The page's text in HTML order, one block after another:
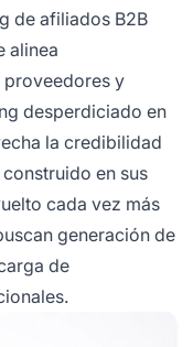
de afiliados B2B
alinea
proveedores y
desperdiciado en
la credibilidad
en sus
cada vez más
generación de
de